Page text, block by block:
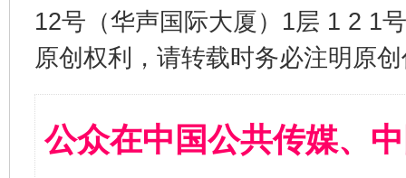
12号（华声国际大厦）1层 1 2 1
原创权利，请转载时务必注明原
公众在中国公共传媒、